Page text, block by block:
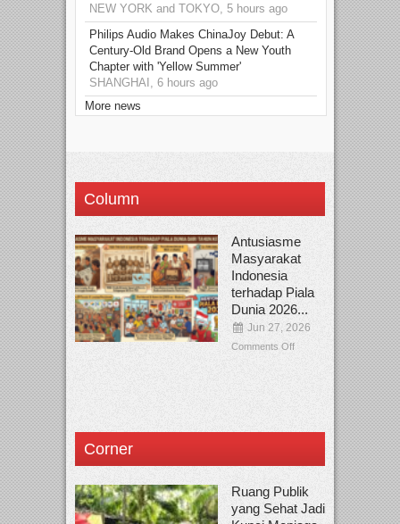
NEW YORK and TOKYO, 5 hours ago
Philips Audio Makes ChinaJoy Debut: A
Century-Old Brand Opens a New Youth
Chapter with 'Yellow Summer'
SHANGHAI, 6 hours ago
More news
Column
Antusiasme
Masyarakat
Indonesia
terhadap Piala
Dunia 2026...
Jun 27, 2026
Comments Off
Corner
Ruang Publik
yang Sehat Jadi